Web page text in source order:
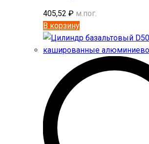
405,52 ₽ м.пог.
В корзину